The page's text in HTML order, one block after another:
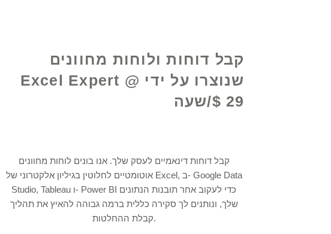
קבל דוחות ולוחות מחוונים
שנוצרו על ידי Excel Expert @
$ 29/שעה
קבל דוחות דינאמיים לעסק שלך. אנו בונים לוחות מחוונים
אוטומטיים לחלוטין בגיליון אלקטרוני של Excel, ב- Google Data
Studio, Tableau ו- Power BI כדי לעקוב אחר תובנות הנתונים
שלך, ונותנים לך סקירה כללית ברמה גבוהה להאיץ את תהליך
קבלת ההחלטות.